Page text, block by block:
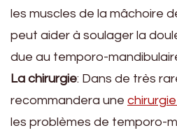
les muscles de la mâchoire
peut aider à soulager la
due au temporo-
La chirurgie: Dans de très
recommandera une
les problèmes de temporo-